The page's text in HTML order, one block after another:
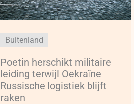
Buitenland
Poetin herschikt militaire
leiding terwijl Oekraïne
Russische logistiek blijft
raken